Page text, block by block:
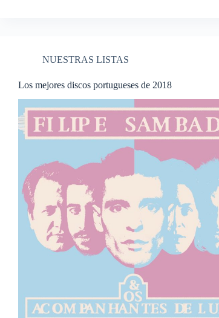
NUESTRAS LISTAS
Los mejores discos portugueses de 2018